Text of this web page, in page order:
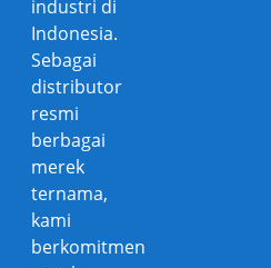
industri di
Indonesia.
Sebagai
distributor
resmi
berbagai
merek
ternama,
kami
berkomitmen